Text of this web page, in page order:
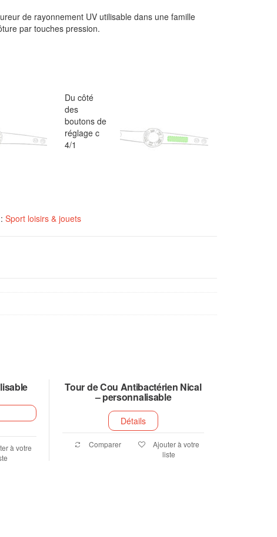
de rayonnement UV utilisable dans une famille
par touches pression.
Du côté
des
boutons de
réglage c
4/1
Sport loisirs & jouets
à votre
Tour de Cou Antibactérien Nical
– personnalisable
Détails
Comparer
Ajouter à votre
liste